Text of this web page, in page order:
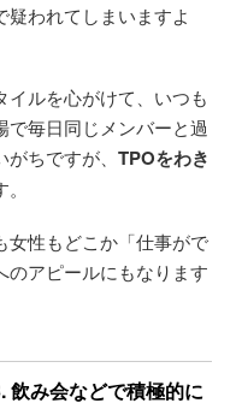
疑われてしまいますよ
ルを心がけて、いつも
で毎日同じメンバーと過
ちですが、 TPOをわき
女性もどこか「仕事がで
のアピールにもなります
飲み会などで積極的に